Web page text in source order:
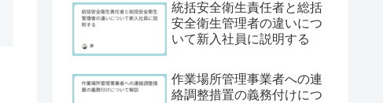
統括安全衛生責任者と総括
安全衛生管理者の違いにつ
いて新入社員に説明する
作業場所管理事業者への連
絡調整措置の義務付けにつ